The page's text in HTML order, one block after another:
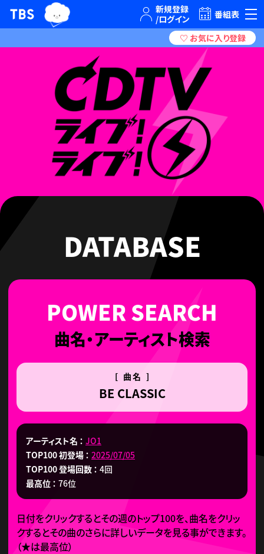
TBSテレビ｜ときめくときを。 番組表
DATABASE
曲名・アーティスト検索
[ 曲名 ]
BE CLASSIC
アーティスト名
JO1
TOP100 初登場
2025/07/05
TOP100 登場回数
4回
最高位
76位
日付をクリックするとその週のトップ100を、曲名をクリッ
クするとその曲のさらに詳しいデータを見る事ができます。
（★は最高位）